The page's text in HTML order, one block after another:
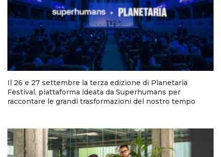
Il 26 e 27 settembre la terza edizione di Planetaria
Festival, piattaforma ideata da Superhumans per
raccontare le grandi trasformazioni del nostro tempo